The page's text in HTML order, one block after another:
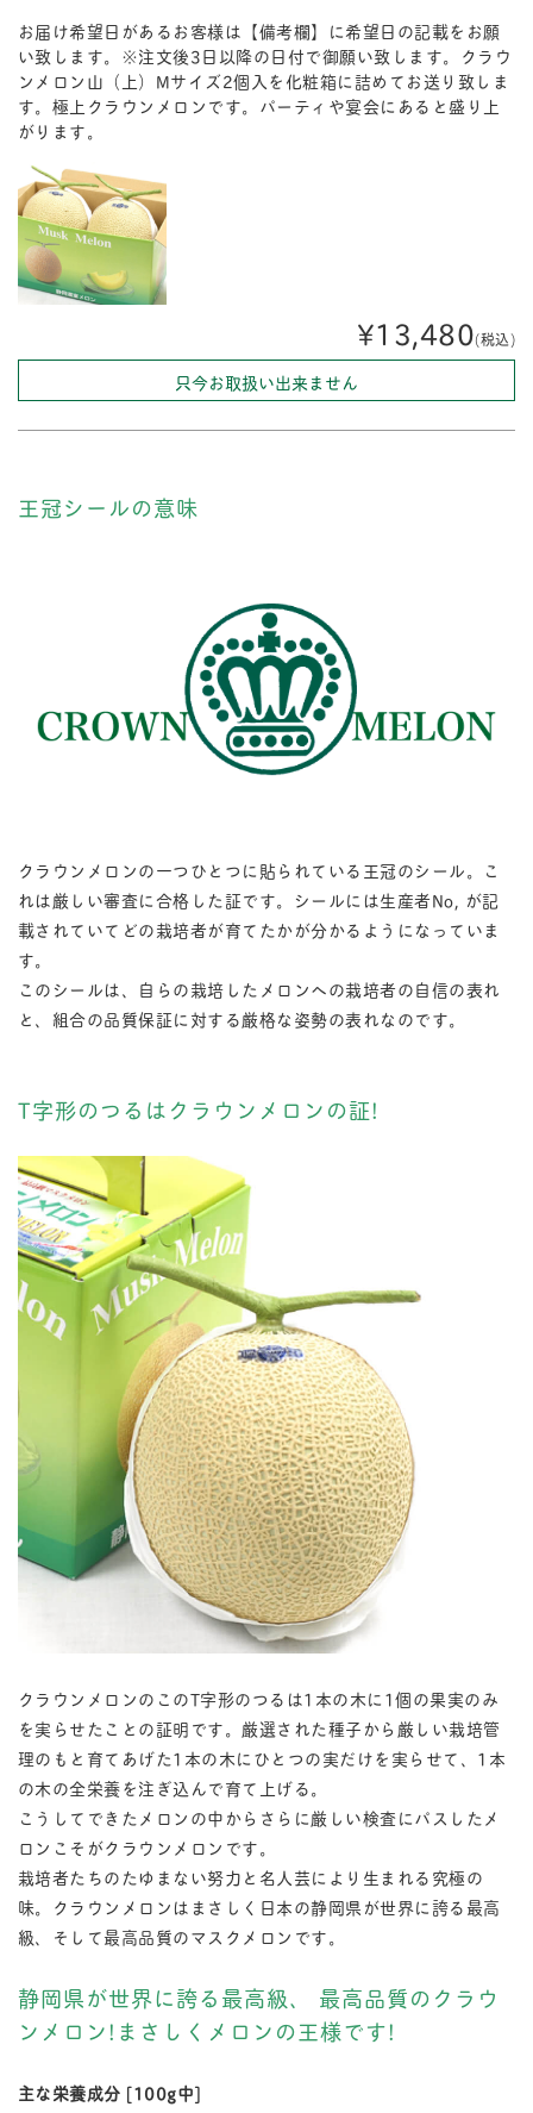
お届け希望日があるお客様は【備考欄】に希望日の記載をお願
い致します。※注文後3日以降の日付で御願い致します。クラウ
ンメロン山（上）Mサイズ2個入を化粧箱に詰めてお送り致しま
す。極上クラウンメロンです。パーティや宴会にあると盛り上
がります。
¥13,480(税込)
只今お取扱い出来ません
王冠シールの意味
クラウンメロンの一つひとつに貼られている王冠のシール。こ
れは厳しい審査に合格した証です。シールには生産者No, が記
載されていてどの栽培者が育てたかが分かるようになっていま
す。
このシールは、自らの栽培したメロンへの栽培者の自信の表れ
と、組合の品質保証に対する厳格な姿勢の表れなのです。
T字形のつるはクラウンメロンの証!
クラウンメロンのこのT字形のつるは1本の木に1個の果実のみ
を実らせたことの証明です。厳選された種子から厳しい栽培管
理のもと育てあげた1本の木にひとつの実だけを実らせて、1本
の木の全栄養を注ぎ込んで育て上げる。
こうしてできたメロンの中からさらに厳しい検査にパスしたメ
ロンこそがクラウンメロンです。
栽培者たちのたゆまない努力と名人芸により生まれる究極の
味。クラウンメロンはまさしく日本の静岡県が世界に誇る最高
級、そして最高品質のマスクメロンです。
静岡県が世界に誇る最高級、 最高品質のクラウ
ンメロン!まさしくメロンの王様です!
主な栄養成分 [100g中]